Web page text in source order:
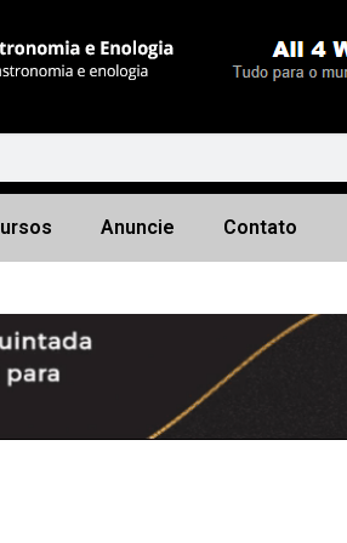
Anuncie Contato